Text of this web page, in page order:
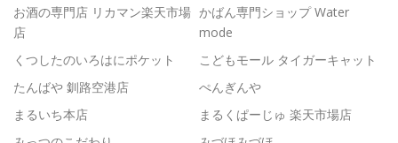
お酒の専門店 リカマン楽天市場
店
かばん専門ショップ Water
mode
くつしたのいろはにポケット
こどもモール タイガーキャット
たんばや 釧路空港店
ぺんぎんや
まるいち本店
まるくぱーじゅ 楽天市場店